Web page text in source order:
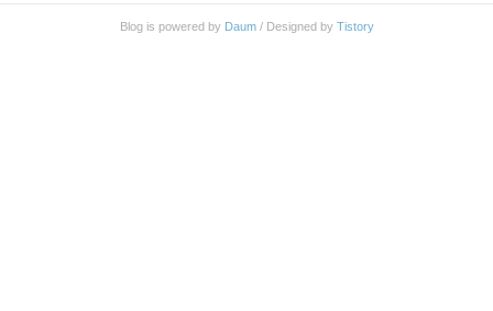
Blog is powered by Daum/ Designed by Tistory